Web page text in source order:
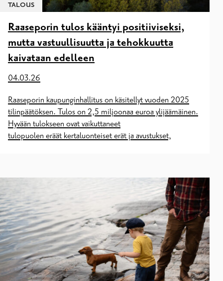
TALOUS
Raaseporin tulos kääntyi positiiviseksi,
mutta vastuullisuutta ja tehokkuutta
kaivataan edelleen
04.03.26
Raaseporin kaupunginhallitus on käsitellyt vuoden 2025
tilinpäätöksen. Tulos on 2,5 miljoonaa euroa ylijäämäinen.
Hyvään tulokseen ovat vaikuttaneet
tulopuolen eräät kertaluonteiset erät ja avustukset,